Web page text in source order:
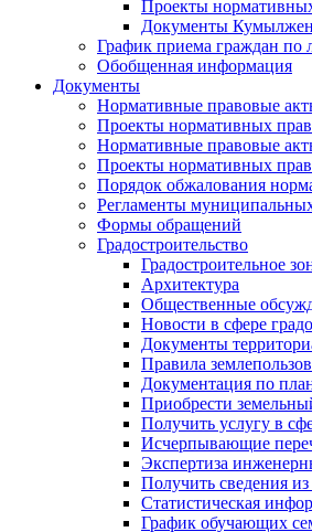
Проекты
Документы
График приема граждан по
Обобщенная информация
Документы
Нормативные правовые
Проекты нормативных
Нормативные правовые
Проекты нормативных
Порядок обжалования
Регламенты
Формы обращений
Градостроительство
Градостроительное
Архитектура
Общественные
Новости в сфере
Документы
Правила
Документация по
Приобрести
Получить услугу в
Исчерпывающие
Экспертиза
Получить сведения
Статистическая
График обучающих